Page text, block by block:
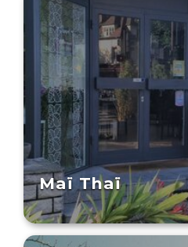
Maï Thaï